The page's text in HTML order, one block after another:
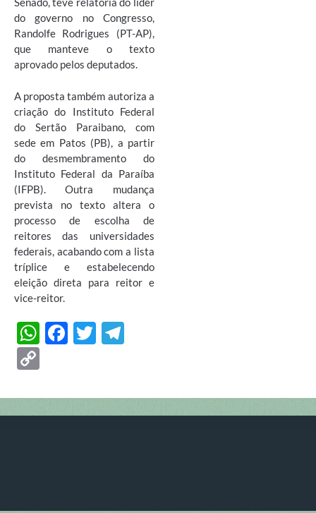
do governo no Congresso,
Randolfe Rodrigues (PT-AP),
que manteve o texto
aprovado pelos deputados.
A proposta também autoriza a
criação do Instituto Federal
do Sertão Paraibano, com
sede em Patos (PB), a partir
do desmembramento do
Instituto Federal da Paraíba
(IFPB). Outra mudança
prevista no texto altera o
processo de escolha de
reitores das universidades
federais, acabando com a lista
tríplice e estabelecendo
eleição direta para reitor e
vice-reitor.
W
s
A
F
b
o
T
er gr
a
p